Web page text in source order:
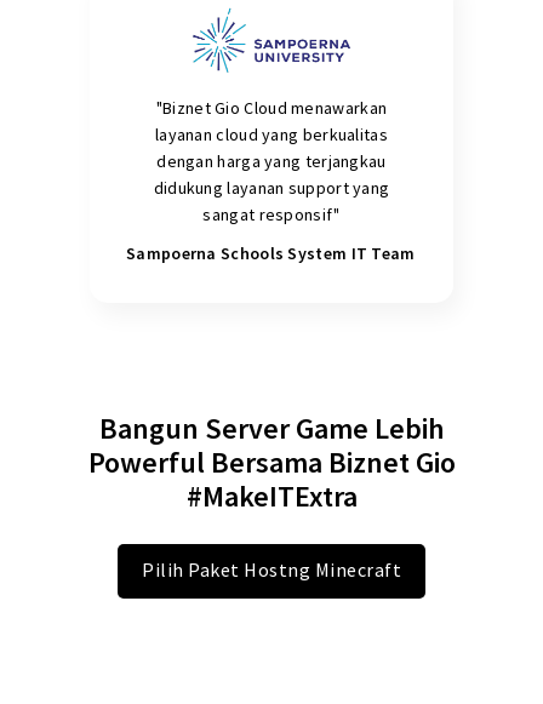
"Biznet Gio Cloud menawarkan
layanan cloud yang berkualitas
dengan harga yang terjangkau
didukung layanan support yang
sangat responsif"
Sampoerna Schools System IT Team
Bangun Server Game Lebih
Powerful Bersama Biznet Gio
#MakeITExtra
Pilih Paket Hostng Minecraft